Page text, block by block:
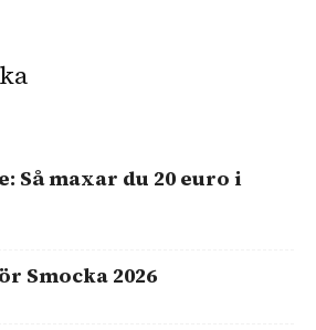
Så maxar du 20 euro i
Smocka 2026